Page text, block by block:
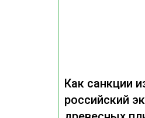
Как санкции
российский